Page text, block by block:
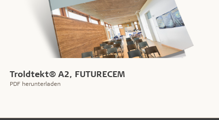
Troldtekt® A2, FUTURECEM
PDF herunterladen